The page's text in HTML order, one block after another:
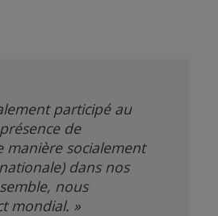
participé au
de
manière socialement
dans nos
nous
mondial. »